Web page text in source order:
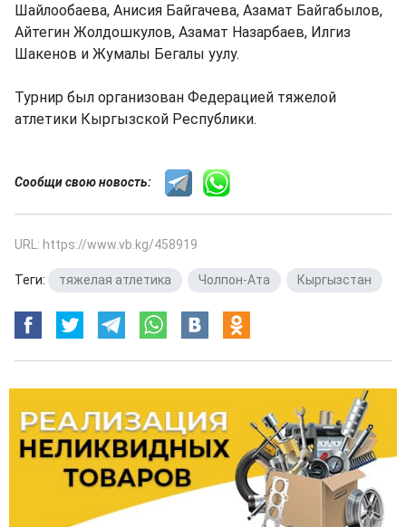
Шайлообаева, Анисия Байгачева, Азамат Байгабылов,
Айтегин Жолдошкулов, Азамат Назарбаев, Илгиз
Шакенов и Жумалы Бегалы уулу.
Турнир был организован Федерацией тяжелой
атлетики Кыргызской Республики.
Сообщи свою новость:
URL: https://www.vb.kg/458919
Теги: тяжелая атлетика Чолпон-Ата Кыргызстан